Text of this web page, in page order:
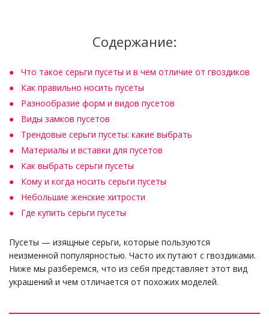
Содержание:
Что такое серьги пусеты и в чем отличие от гвоздиков
Как правильно носить пусеты
Разнообразие форм и видов пусетов
Виды замков пусетов
Трендовые серьги пусеты: какие выбрать
Материалы и вставки для пусетов
Как выбрать серьги пусеты
Кому и когда носить серьги пусеты
Небольшие женские хитрости
Где купить серьги пусеты
Пусеты — изящные серьги, которые пользуются
неизменной популярностью. Часто их путают с гвоздиками.
Ниже мы разберемся, что из себя представляет этот вид
украшений и чем отличается от похожих моделей.